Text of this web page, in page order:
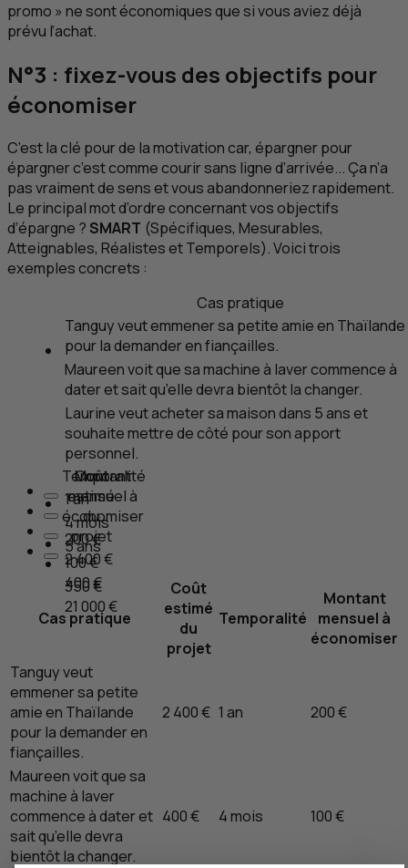
promo » ne sont économiques que si vous aviez déjà
prévu l’achat.
N°3 : fixez-vous des objectifs pour
économiser
C’estlaclé pour de la motivation car, épargner pour
épargner c’est comme courir sans ligne d’arrivée... Ça n’a
pas vraiment de sens et vous abandonneriez rapidement.
Le principal mot d’ordre concernant vos objectifs
d’épargne ?SMART (Spécifiques, Mesurables,
Atteignables, Réalistes et Temporels). Voici trois
exemples concrets :
Cas pratique
Tanguy veut emmener sa petite amie en Thaïlande
pour la demander en fiançailles.
Maureen voit que sa machine à laver commence à
dater et sait qu’elle devra bientôt la changer.
Laurine veut acheter sa maison dans 5 ans et
souhaite mettre de côté pour son apport
personnel.
Coût
estimé
du
projet
2 400 €
400 €
21 000 €
Temporalité
1 an
4 mois
5 ans
Montant
mensuel à
économiser
200 €
100 €
350 €
Cas pratique
Coût
estimé
du
projet
Temporalité
Montant
mensuel à
économiser
Tanguy veut
emmener sa petite
amie en Thaïlande
pour la demander en
fiançailles.
2 400 € 1 an 200 €
Maureen voit que sa
machine à laver
commence à dater et
sait qu’elle devra
bientôt la changer.
400 € 4 mois 100 €